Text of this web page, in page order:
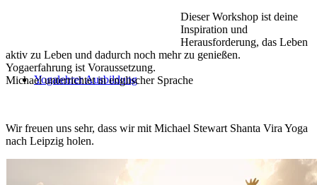
Yogalehrer Ausbildung
Dieser Workshop ist deine
Inspiration und
Herausforderung, das Leben
aktiv zu Leben und dadurch noch mehr zu genießen.
Yogaerfahrung ist Voraussetzung.
Michael unterrichtet in englischer Sprache
Wir freuen uns sehr, dass wir mit Michael Stewart Shanta Vira Yoga
nach Leipzig holen.